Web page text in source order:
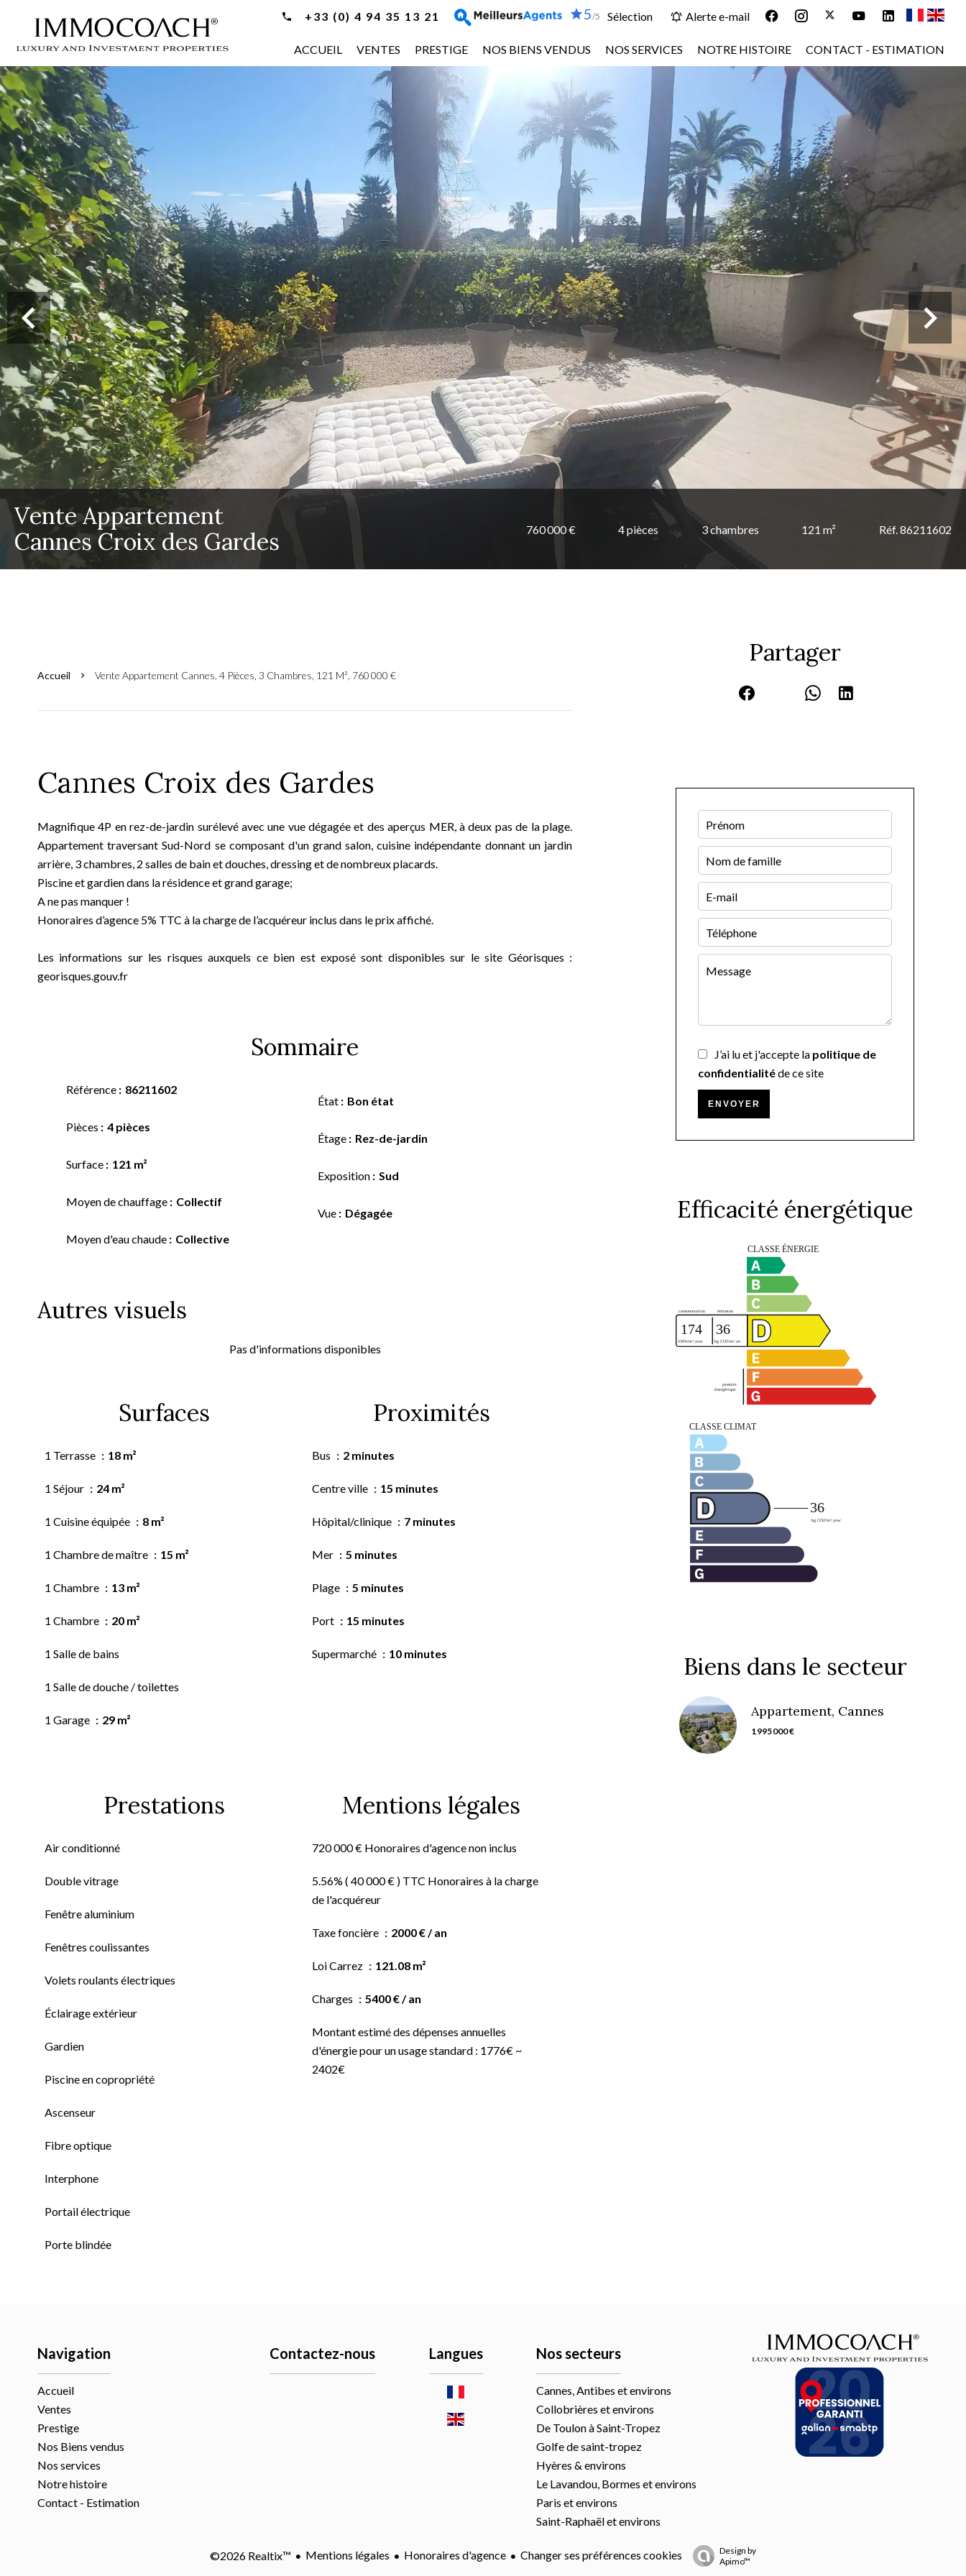
+33 (0) 4 94 35 13 21 5/5 Sélection Alerte e-mail
ACCUEIL VENTES PRESTIGE NOS BIENS VENDUS NOS SERVICES NOTRE HISTOIRE CONTACT - ESTIMATION
Vente Appartement
Cannes Croix des Gardes
760 000 € 4 pièces 3 chambres 121 m² Réf. 86211602
Accueil Vente Appartement Cannes, 4 Pièces, 3 Chambres, 121 M², 760 000 €
Cannes Croix des Gardes
Magnifique 4P en rez-de-jardin surélevé avec une vue dégagée et des aperçus MER, à deux pas de la plage.
Appartement traversant Sud-Nord se composant d'un grand salon, cuisine indépendante donnant un jardin
arrière, 3 chambres, 2 salles de bain et douches, dressing et de nombreux placards.
Piscine et gardien dans la résidence et grand garage;
A ne pas manquer !
Honoraires d’agence 5% TTC à la charge de l’acquéreur inclus dans le prix affiché.
Les informations sur les risques auxquels ce bien est exposé sont disponibles sur le site Géorisques :
georisques.gouv.fr
Sommaire
Référence 86211602
Pièces 4 pièces
Surface 121 m²
Moyen de chauffage Collectif
Moyen d'eau chaude Collective
État Bon état
Étage Rez-de-jardin
Exposition Sud
Vue Dégagée
Autres visuels
Pas d'informations disponibles
Surfaces
1 Terrasse 18 m²
1 Séjour 24 m²
1 Cuisine équipée 8 m²
1 Chambre de maître 15 m²
1 Chambre 13 m²
1 Chambre 20 m²
1 Salle de bains
1 Salle de douche / toilettes
1 Garage 29 m²
Proximités
Bus 2 minutes
Centre ville 15 minutes
Hôpital/clinique 7 minutes
Mer 5 minutes
Plage 5 minutes
Port 15 minutes
Supermarché 10 minutes
Prestations
Air conditionné
Double vitrage
Fenêtre aluminium
Fenêtres coulissantes
Volets roulants électriques
Éclairage extérieur
Gardien
Piscine en copropriété
Ascenseur
Fibre optique
Interphone
Portail électrique
Porte blindée
Mentions légales
720 000 € Honoraires d'agence non inclus
5.56% ( 40 000 € ) TTC Honoraires à la charge
de l'acquéreur
Taxe foncière 2000 € / an
Loi Carrez 121.08 m²
Charges 5400 € / an
Montant estimé des dépenses annuelles
d'énergie pour un usage standard : 1776€ ~
2402€
Partager
J’ai lu et j'accepte la politique de
confidentialitéde ce site
ENVOYER
Efficacité énergétique
Biens dans le secteur
Appartement, Cannes
1 995 000 €
Navigation
Accueil
Ventes
Prestige
Nos Biens vendus
Nos services
Notre histoire
Contact - Estimation
Contactez-nous Langues Nos secteurs
Cannes, Antibes et environs
Collobrières et environs
De Toulon à Saint-Tropez
Golfe de saint-tropez
Hyères & environs
Le Lavandou, Bormes et environs
Paris et environs
Saint-Raphaël et environs
©2026 Realtix™ Mentions légales Honoraires d'agence Changer ses préférences cookies
Design by
Apimo™